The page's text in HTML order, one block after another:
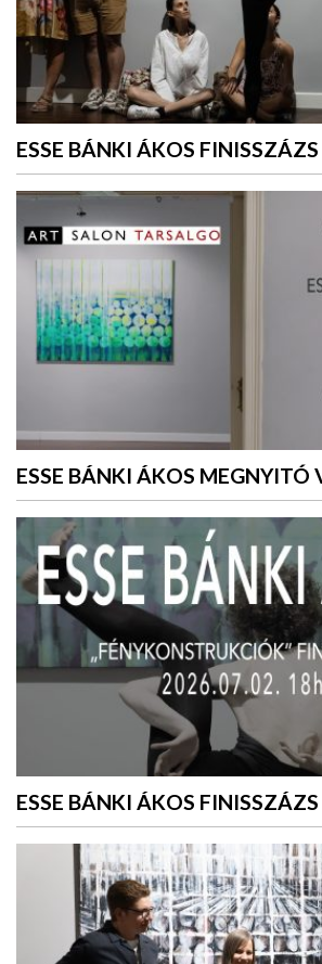
ESSE BÁNKI ÁKOS FINISSZÁZS
ESSE BÁNKI ÁKOS MEGNYITÓ
ESSE BÁNKI ÁKOS FINISSZÁZS